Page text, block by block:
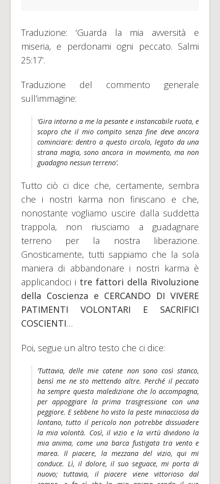
Traduzione: ‘Guarda la mia avversità e
miseria, e perdonami ogni peccato. Salmi
25:17’.
Traduzione del commento generale
sull’immagine:
‘Gira intorno a me la pesante e instancabile ruota, e
scopro che il mio compito senza fine deve ancora
cominciare: dentro a questo circolo, legato da una
strana magia, sono ancora in movimento, ma non
guadagno nessun terreno’.
Tutto ciò ci dice che, certamente, sembra
che i nostri karma non finiscano e che,
nonostante vogliamo uscire dalla suddetta
trappola, non riusciamo a guadagnare
terreno per la nostra liberazione.
Gnosticamente, tutti sappiamo che la sola
maniera di abbandonare i nostri karma è
applicandoci i tre fattori della Rivoluzione
della Coscienza e CERCANDO DI VIVERE
PATIMENTI VOLONTARI E SACRIFICI
COSCIENTI…
Poi, segue un altro testo che ci dice:
‘Tuttavia, delle mie catene non sono così stanco,
bensì me ne sto mettendo altre. Perché il peccato
ha sempre questa maledizione che lo accompagna,
per appoggiare la prima trasgressione con una
peggiore. E sebbene ho visto la peste minacciosa da
lontano, tutto il pericolo non potrebbe dissuadere
la mia volontà. Così, il vizio e la virtù dividono la
mia anima, come una barca fustigata tra vento e
marea. Il piacere, la mezzana del vizio, qui mi
conduce. Lì, il dolore, il suo seguace, mi porta di
nuovo; tuttavia, il piacere viene vittorioso dal